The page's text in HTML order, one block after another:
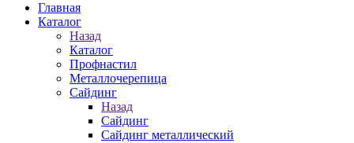
Главная
Каталог
Назад
Каталог
Профнастил
Металлочерепица
Сайдинг
Назад
Сайдинг
Сайдинг металлический